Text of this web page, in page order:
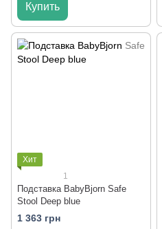
Купить
Хит
1
Подставка BabyBjorn Safe
Stool Deep blue
1 363 грн